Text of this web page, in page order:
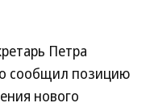
Петра
сообщил позицию
нового